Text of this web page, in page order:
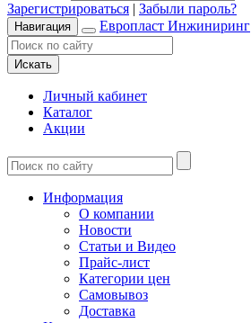
Зарегистрироваться | Забыли пароль?
Навигация Европласт Инжиниринг
Искать
Личный кабинет
Каталог
Акции
Информация
О компании
Новости
Статьи и Видео
Прайс-лист
Категории цен
Самовывоз
Доставка